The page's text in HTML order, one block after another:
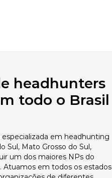
headhunters
todo o Brasil
em headhunting
Sul, Mato Grosso do Sul,
um dos maiores NPs do
em todos os estados